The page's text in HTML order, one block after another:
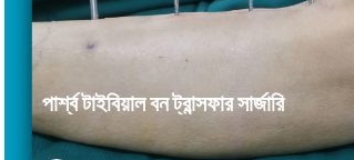
পার্শ্ব টাইবিয়াল বন ট্রান্সফার সার্জারি
ডায়াবেটিক নিচের অঙ্গ ইসকেমিয়া (ডায়াবেটিক ফুট)